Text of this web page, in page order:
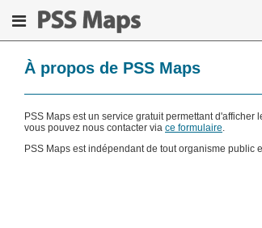
À propos de PSS Maps
PSS Maps est un service gratuit permettant
vous pouvez nous contacter via ce formulaire.
PSS Maps est indépendant de tout organisme